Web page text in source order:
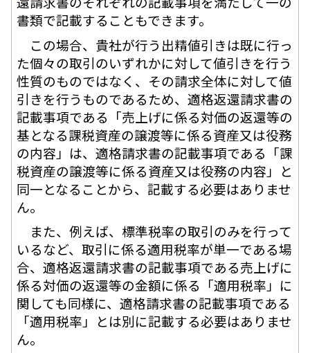
書類で記載することもできます。
この場合、貴社が行う出精値引きは既に行っ
た個々の取引のいずれかに対して値引きを行う
性質のものではなく、その請求全体に対して値
引きを行うものであるため、適格返還請求書の
記載事項である「売上げに係る対価の返還等の
基となる課税資産の譲渡等に係る資産又は役務
の内容」は、適格請求書の記載事項である「課
税資産の譲渡等に係る資産又は役務の内容」と
同一となることから、記載する必要はありませ
ん。
また、例えば、標準税率の取引のみを行って
いるなど、取引に係る適用税率が単一である場
合、適格返還請求書の記載事項である売上げに
係る対価の返還等の金額に係る「適用税率」に
関しても同様に、適格請求書の記載事項である
「適用税率」とは別に記載する必要はありませ
ん。